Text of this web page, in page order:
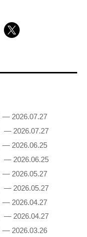
— 2026.07.27
— 2026.07.27
— 2026.06.25
— 2026.06.25
— 2026.05.27
— 2026.05.27
— 2026.04.27
— 2026.04.27
— 2026.03.26